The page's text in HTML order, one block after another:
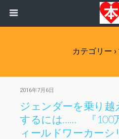
カテゴリー ›
2016年7月6日
ジェンダーを乗り越
するには…… 『100
ィールドワーカー